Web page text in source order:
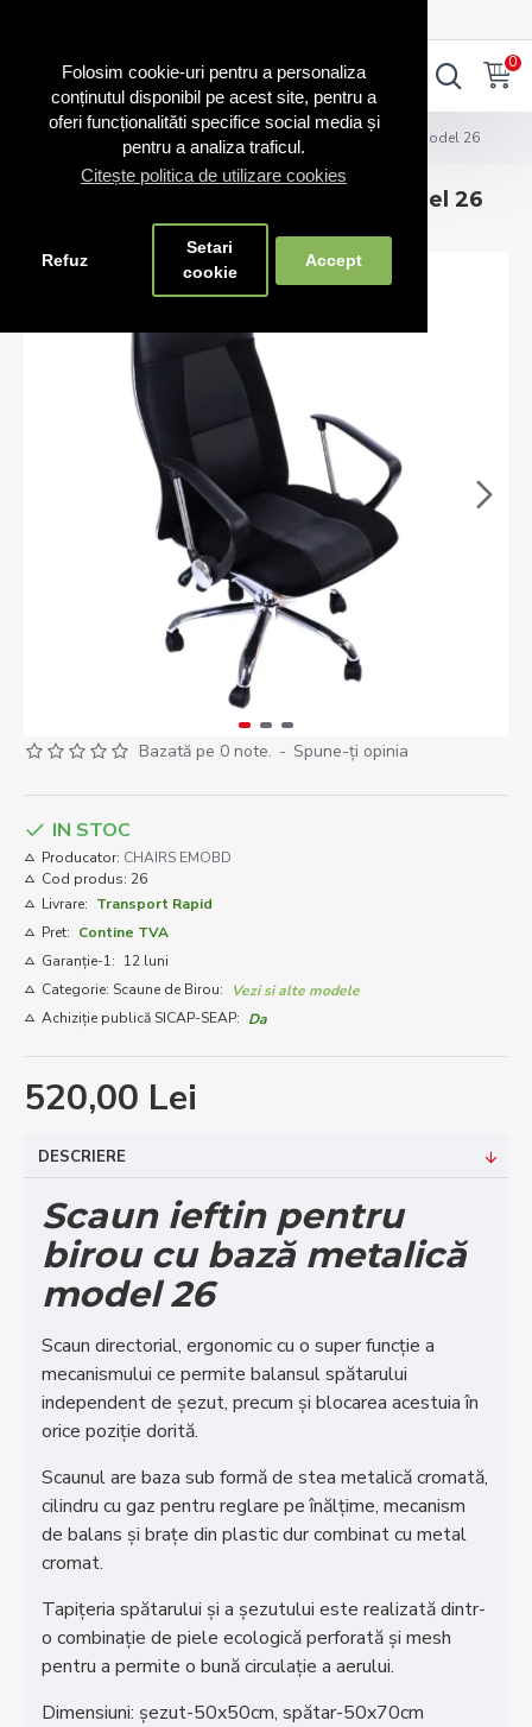
Folosim cookie-uri pentru a personaliza
conținutul disponibil pe acest site, pentru a
oferi funcționalităti specifice social media și
pentru a analiza traficul.
Citește politica de utilizare cookies
Refuz
Setari
cookie
Accept
0
Scaune și bănci Scaun ergonomic pentru birou model 26
Scaun ergonomic pentru birou model 26
Bazată pe 0 note. - Spune-ţi opinia
520,00 Lei
IN STOC
Producator: CHAIRS EMOBD
Cod produs: 26
Livrare: Transport Rapid
Pret: Contine TVA
Garanție-1: 12 luni
Categorie: Scaune de Birou:
Vezi si alte modele
Achiziție publică SICAP-SEAP: Da
DESCRIERE
Scaun ieftin pentru
birou cu bază metalică
model 26
Scaun directorial, ergonomic cu o super funcție a
mecanismului ce permite balansul spătarului
independent de șezut, precum și blocarea acestuia în
orice poziție dorită.
Scaunul are baza sub formă de stea metalică cromată,
cilindru cu gaz pentru reglare pe înălțime, mecanism
de balans și brațe din plastic dur combinat cu metal
cromat.
Tapițeria spătarului și a șezutului este realizată dintr-
o combinație de piele ecologică perforată și mesh
pentru a permite o bună circulație a aerului.
Dimensiuni: șezut-50x50cm, spătar-50x70cm